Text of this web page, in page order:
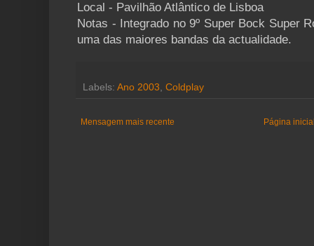
Local - Pavilhão Atlântico de Lisboa
Notas - Integrado no 9º Super Bock Super
uma das maiores bandas da actualidade.
Labels: Ano 2003, Coldplay
Mensagem mais recente Página